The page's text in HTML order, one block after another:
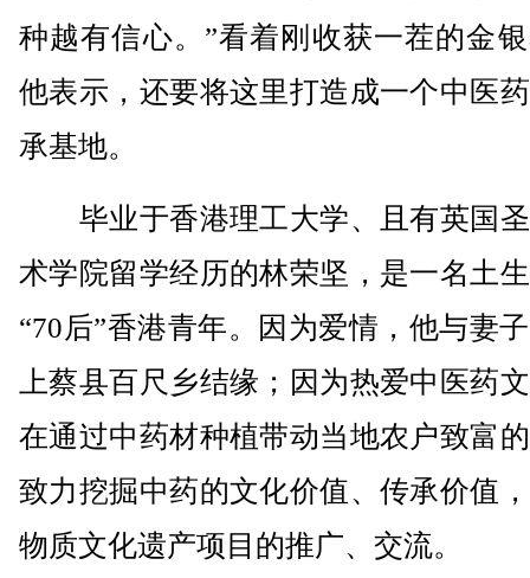
种越有信心。”看着刚收获一茬的金
他表示，还要将这里打造成一个中医
承基地。
毕业于香港理工大学、且有英国
术学院留学经历的林荣坚，是一名土
“70后”香港青年。因为爱情，他与妻
上蔡县百尺乡结缘；因为热爱中医药
在通过中药材种植带动当地农户致富
致力挖掘中药的文化价值、传承价值
物质文化遗产项目的推广、交流。